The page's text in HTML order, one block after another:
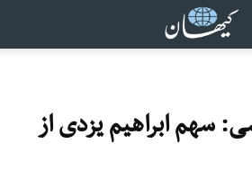
سهم ابراهیم یزدی از